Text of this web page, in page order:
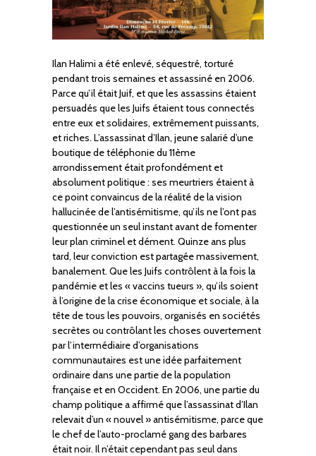
Ilan Halimi a été enlevé, séquestré, torturé
pendant trois semaines et assassiné en 2006.
Parce qu’il était Juif, et que les assassins étaient
persuadés que les Juifs étaient tous connectés
entre eux et solidaires, extrêmement puissants,
et riches. L’assassinat d’Ilan, jeune salarié d’une
boutique de téléphonie du 11ème
arrondissement était profondément et
absolument politique : ses meurtriers étaient à
ce point convaincus de la réalité de la vision
hallucinée de l’antisémitisme, qu’ils ne l’ont pas
questionnée un seul instant avant de fomenter
leur plan criminel et dément. Quinze ans plus
tard, leur conviction est partagée massivement,
banalement. Que les Juifs contrôlent à la fois la
pandémie et les « vaccins tueurs », qu’ils soient
à l’origine de la crise économique et sociale, à la
tête de tous les pouvoirs, organisés en sociétés
secrètes ou contrôlant les choses ouvertement
par l’intermédiaire d’organisations
communautaires est une idée parfaitement
ordinaire dans une partie de la population
française et en Occident. En 2006, une partie du
champ politique a affirmé que l’assassinat d’Ilan
relevait d’un « nouvel » antisémitisme, parce que
le chef de l’auto-proclamé gang des barbares
était noir. Il n’était cependant pas seul dans